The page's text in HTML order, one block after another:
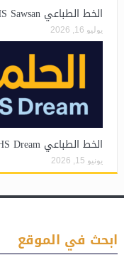
الخط الطباعي HS Sawsan
يوليو 16, 2026
الخط الطباعي HS Dream
يونيو 15, 2026
ابحث في الموقع